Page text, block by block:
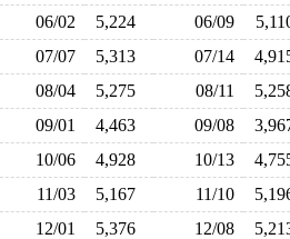
06/02 5,224 06/09
07/07 5,313 07/14
08/04 5,275 08/11
09/01 4,463 09/08
10/06 4,928 10/13
11/03 5,167 11/10
12/01 5,376 12/08